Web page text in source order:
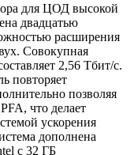
для ЦОД высокой
двадцатью
расширения
Совокупная
2,56 Тбит/с.
повторяет
позволяя
что делает
ускорения
дополнена
с 32 ГБ